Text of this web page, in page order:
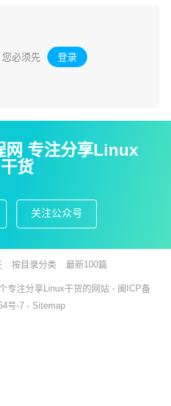
必须先 登录 。
网 专注分享Linux
干货
关注公众号
按目录分类 最新100篇
专注分享Linux干货的网站 - 闽ICP备
号-7 - Sitemap